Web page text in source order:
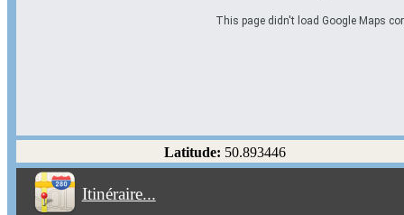
This page didn't load Google Maps
Latitude: 50.893446
Itinéraire...
Éviter les autoroutes
Éviter les péages
Partir! Reset